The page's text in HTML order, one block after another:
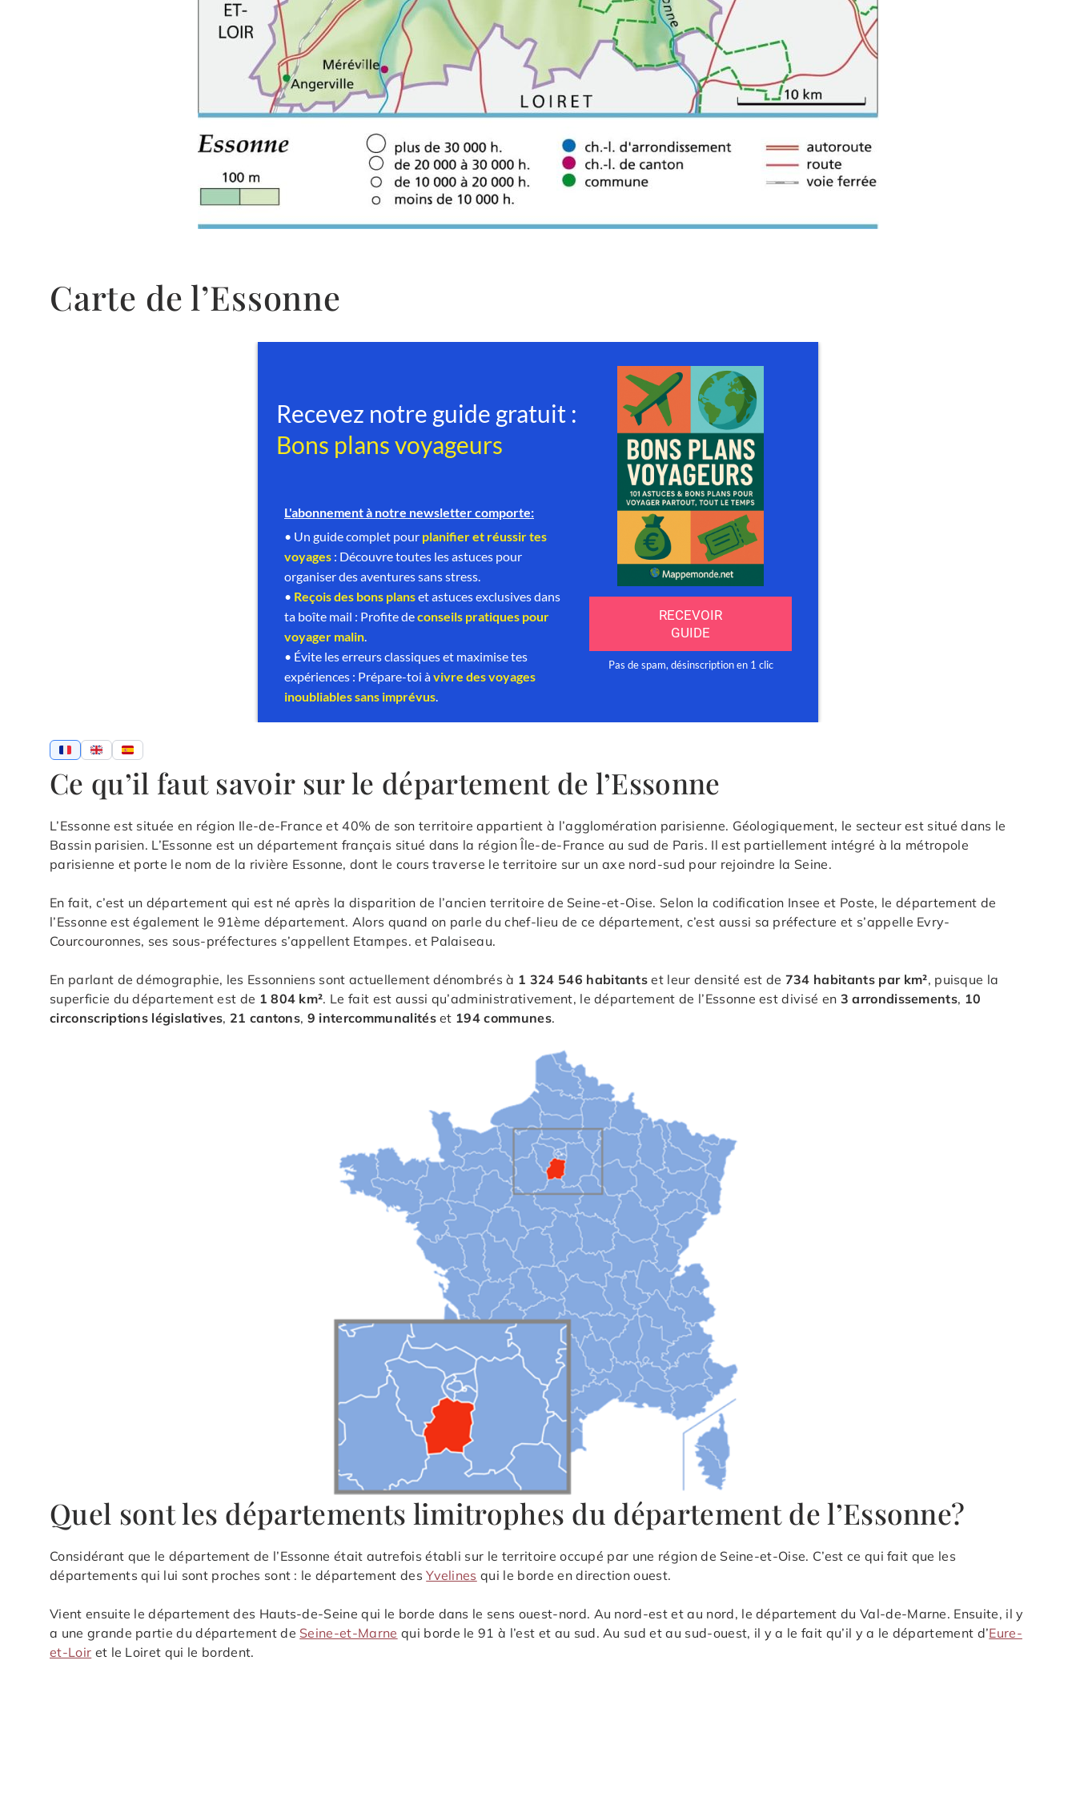
Carte de l’Essonne
Ce qu’il faut savoir sur le département de l’Essonne
L’Essonne est située en région Ile-de-France et 40% de son territoire appartient à l’agglomération parisienne. Géologiquement, le secteur est situé dans le
Bassin parisien. L’Essonne est un département français situé dans la région Île-de-France au sud de Paris. Il est partiellement intégré à la métropole
parisienne et porte le nom de la rivière Essonne, dont le cours traverse le territoire sur un axe nord-sud pour rejoindre la Seine.
En fait, c’est un département qui est né après la disparition de l’ancien territoire de Seine-et-Oise. Selon la codification Insee et Poste, le département de
l’Essonne est également le 91ème département. Alors quand on parle du chef-lieu de ce département, c’est aussi sa préfecture et s’appelle Evry-
Courcouronnes, ses sous-préfectures s’appellent Etampes. et Palaiseau.
En parlant de démographie, les Essonniens sont actuellement dénombrés à 1 324 546 habitants et leur densité est de 734 habitants par km², puisque la
superficie du département est de 1 804 km². Le fait est aussi qu’administrativement, le département de l’Essonne est divisé en 3 arrondissements, 10
circonscriptions législatives, 21 cantons, 9 intercommunalitéset 194 communes.
Quel sont les départements limitrophes du département de l’Essonne?
Considérant que le département de l’Essonne était autrefois établi sur le territoire occupé par une région de Seine-et-Oise. C’est ce qui fait que les
départements qui lui sont proches sont : le département desYvelines qui le borde en direction ouest.
Vient ensuite le département des Hauts-de-Seine qui le borde dans le sens ouest-nord. Au nord-est et au nord, le département du Val-de-Marne. Ensuite, il y
a une grande partie du département de Seine-et-Marne qui borde le 91 à l’est et au sud. Au sud et au sud-ouest, il y a le fait qu’il y a le département d’Eure-
et-Loir et le Loiret qui le bordent.